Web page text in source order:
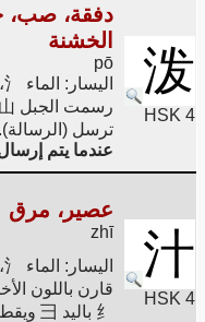
泼
HSK 4
دفقة، صب،
الخشنة
pō
ترسل
عندما يتم
汁
HSK 4
عصير، مرق
zhī
纟 باليد 彐 ويقطر السائل الأخضر 水.)